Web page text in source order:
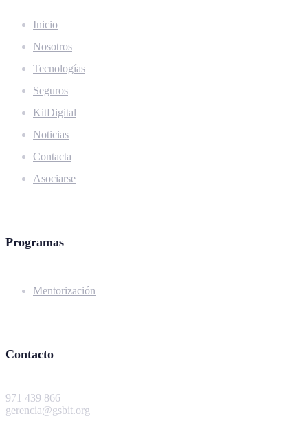
Inicio
Nosotros
Tecnologías
Seguros
KitDigital
Noticias
Contacta
Asociarse
Programas
Mentorización
Contacto
971 439 866
gerencia@gsbit.org